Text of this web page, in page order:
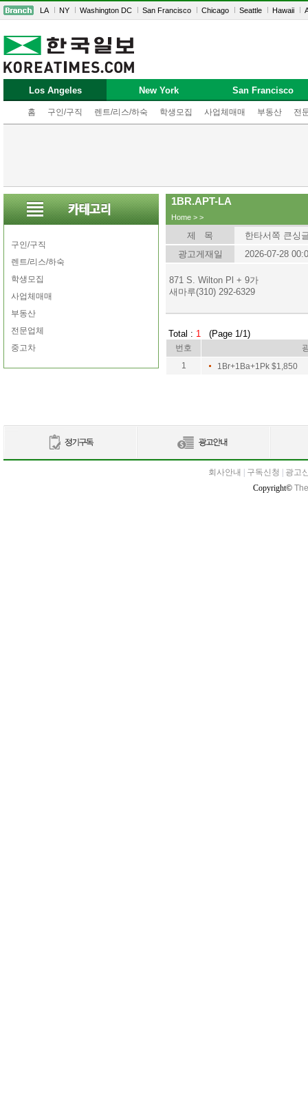
LA NY Washington DC San Francisco Chicago Seattle Hawaii
Los Angeles
홈 구인/구직 렌트/리스/하숙 학생모집 사업체매매 부동산 전
New York San Francisco
구인/구직
렌트/리스/하숙
학생모집
사업체매매
부동산
전문업체
중고차
1BR.APT-LA
Home > >
제 목
한타서쪽 큰싱
광고게재일
2026-07-28
871 S. Wilton Pl + 9가
새마루(310) 292-6329
Total : 1 (Page 1/1)
번호
1
1Br+1Ba+1Pk $1,850
회사안내 구독신청
광고
Copyright©